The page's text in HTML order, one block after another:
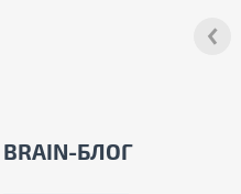
BRAIN-БЛОГ